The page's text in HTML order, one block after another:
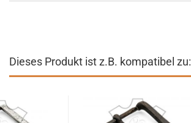
Dieses Produkt ist z.B. kompatibel zu: